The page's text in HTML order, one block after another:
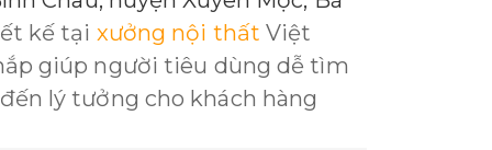
kế tại xưởng nội thất Việt
giúp người tiêu dùng dễ tìm
lý tưởng cho khách hàng